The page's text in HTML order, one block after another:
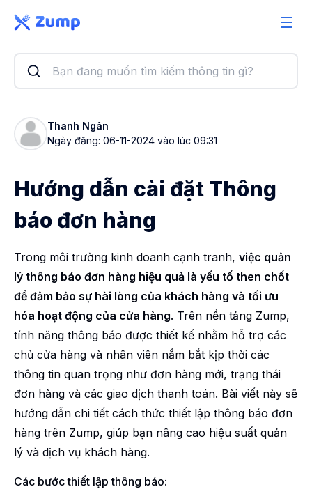
Giải pháp
Bảng giá
Sổ tay
Bài viết
Thanh Ngân
Ngày đăng: 06-11-2024 vào lúc 09:31
Hướng dẫn cài đặt Thông
báo đơn hàng
Trong môi trường kinh doanh cạnh tranh, việc quản
lý thông báo đơn hàng hiệu quả là yếu tố then chốt
để đảm bảo sự hài lòng của khách hàng và tối ưu
hóa hoạt động của cửa hàng. Trên nền tảng Zump,
tính năng thông báo được thiết kế nhằm hỗ trợ các
chủ cửa hàng và nhân viên nắm bắt kịp thời các
thông tin quan trọng như đơn hàng mới, trạng thái
đơn hàng và các giao dịch thanh toán. Bài viết này sẽ
hướng dẫn chi tiết cách thức thiết lập thông báo đơn
hàng trên Zump, giúp bạn nâng cao hiệu suất quản
lý và dịch vụ khách hàng.
Các bước thiết lập thông báo: